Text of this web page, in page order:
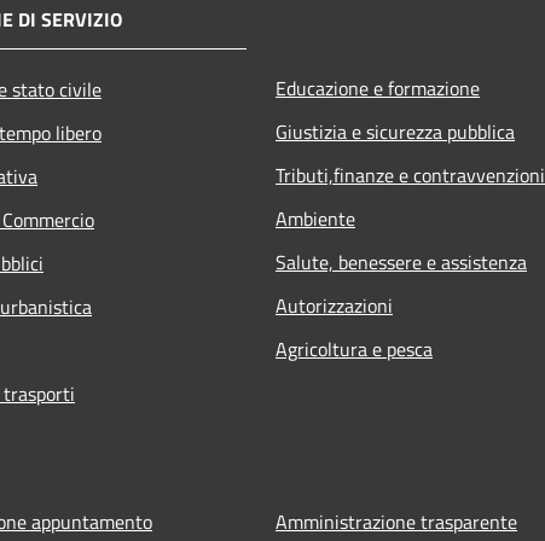
DI SERVIZIO
stato civile
libero
Educazione e formazione
Giustizia e sicurezza pubblica
Tributi,finanze e contravvenzioni
Ambiente
Salute, benessere e assistenza
Autorizzazioni
Agricoltura e pesca
appuntamento Amministrazione trasparente